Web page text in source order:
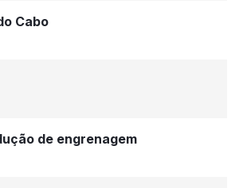
Cabo
de engrenagem